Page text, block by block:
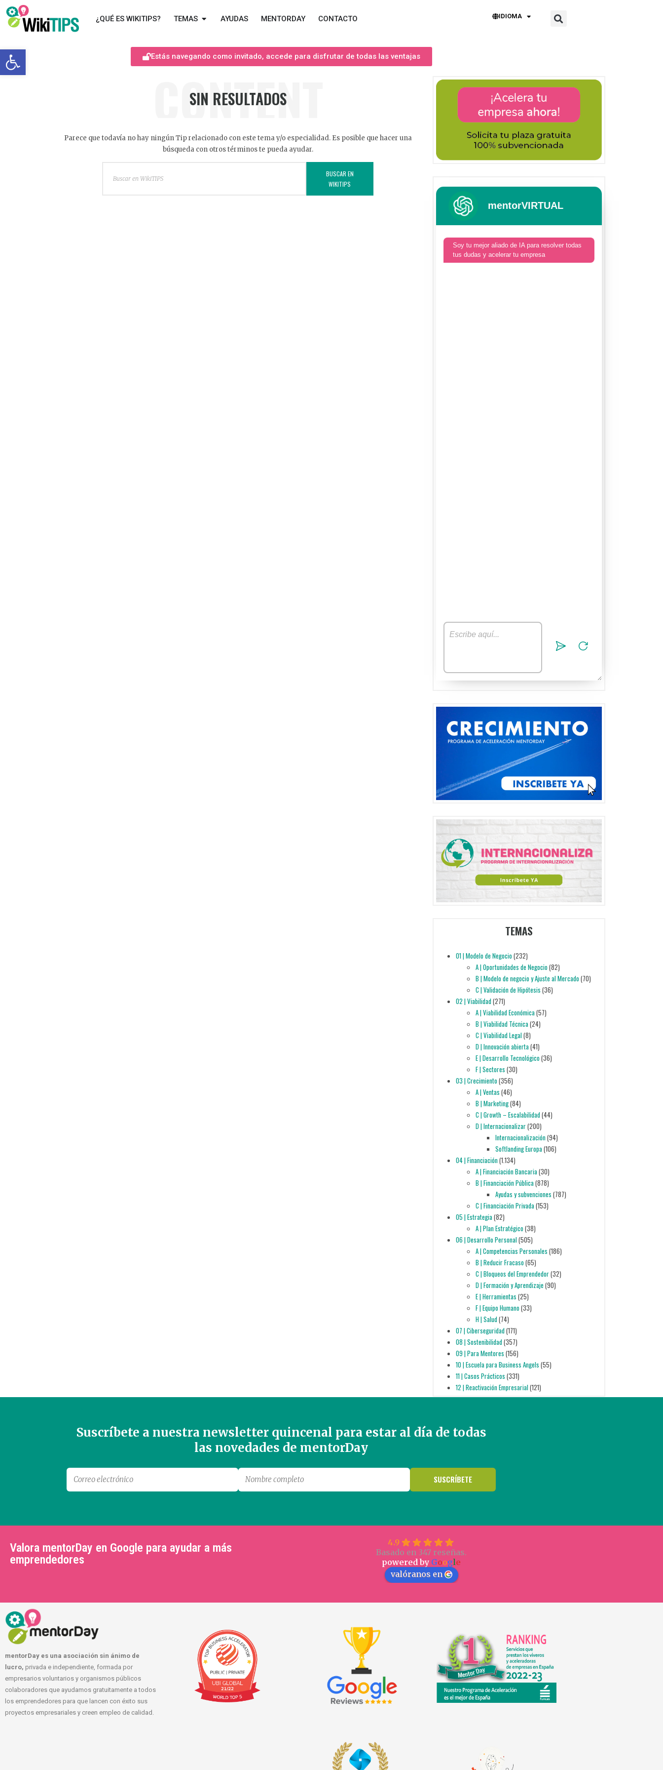
Abrir barra de herramientas
¿QUÉ ES WIKITIPS? TEMAS AYUDAS MENTORDAY CONTACTO IDIOMA
Estás navegando como invitado, accede para disfrutar de todas las ventajas
CONTENT
SIN RESULTADOS
Parece que todavía no hay ningún Tip relacionado con este tema y/o especialidad. Es posible que hacer una
búsqueda con otros términos te pueda ayudar.
BUSCAR EN
WIKITIPS
mentorVIRTUAL
Soy tu mejor aliado de IA para resolver todas
tus dudas y acelerar tu empresa
TEMAS
01 | Modelo de Negocio(232)
A | Oportunidades de Negocio(82)
B | Modelo de negocio y Ajuste al Mercado(70)
C | Validación de Hipótesis (36)
02 | Viabilidad(271)
A | Viabilidad Económica(57)
B | Viabilidad Técnica(24)
C | Viabilidad Legal(8)
D | Innovación abierta(41)
E | Desarrollo Tecnológico(36)
F | Sectores (30)
03 | Crecimiento(356)
A | Ventas (46)
B | Marketing(84)
C | Growth – Escalabilidad(44)
D | Internacionalizar(200)
Internacionalización(94)
Softlanding Europa(106)
04 | Financiación(1.134)
A | Financiación Bancaria(30)
B | Financiación Pública(878)
Ayudas y subvenciones (787)
C | Financiación Privada(153)
05 | Estrategia(82)
A | Plan Estratégico(38)
06 | Desarrollo Personal(505)
A | Competencias Personales (186)
B | Reducir Fracaso(65)
C | Bloqueos del Emprendedor(32)
D | Formación y Aprendizaje (90)
E | Herramientas (25)
F | Equipo Humano(33)
H | Salud(74)
07 | Ciberseguridad(171)
08 | Sostenibilidad(357)
09 | Para Mentores (156)
10 | Escuela para Business Angels (55)
11 | Casos Prácticos (331)
12 | Reactivación Empresarial(121)
Suscríbete a nuestra newsletter quincenal para estar al día de todas
las novedades de mentorDay
Valora mentorDay en Google para ayudar a más
emprendedores
4.9
Basado en 347 reseñas.
powered by Google
valóranos en
mentorDay es una asociación sin ánimo de
lucro, privada e independiente, formada por
empresarios voluntarios y organismos públicos
colaboradores que ayudamos gratuitamente a todos
los emprendedores para que lancen con éxito sus
proyectos empresariales y creen empleo de calidad.